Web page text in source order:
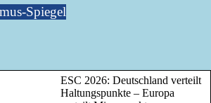
Spiegel
ESC 2026: Deutschland verteilt
Haltungspunkte – Europa